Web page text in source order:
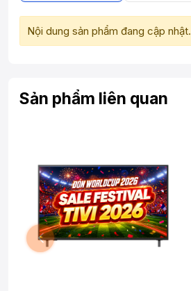
Nội dung sản phẩm đang cập nhật.
Sản phẩm liên quan